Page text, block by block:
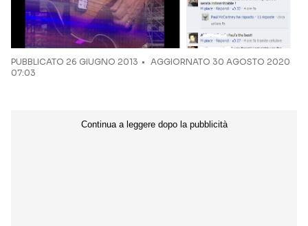
PUBBLICATO 26 GIUGNO 2013
AGGIORNATO 30 AGOSTO 2020
07:03